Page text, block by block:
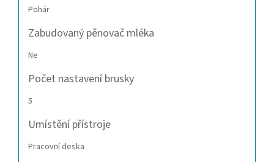
Pohár
Zabudovaný pěnovač mléka
Ne
Počet nastavení brusky
5
Umístění přístroje
Pracovní deska